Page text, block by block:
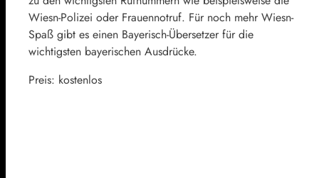
Wiesn-Polizei oder Frauennotruf. Für noch mehr Wiesn-
Spaß gibt es einen Bayerisch-Übersetzer für die
wichtigsten bayerischen Ausdrücke.
Preis: kostenlos